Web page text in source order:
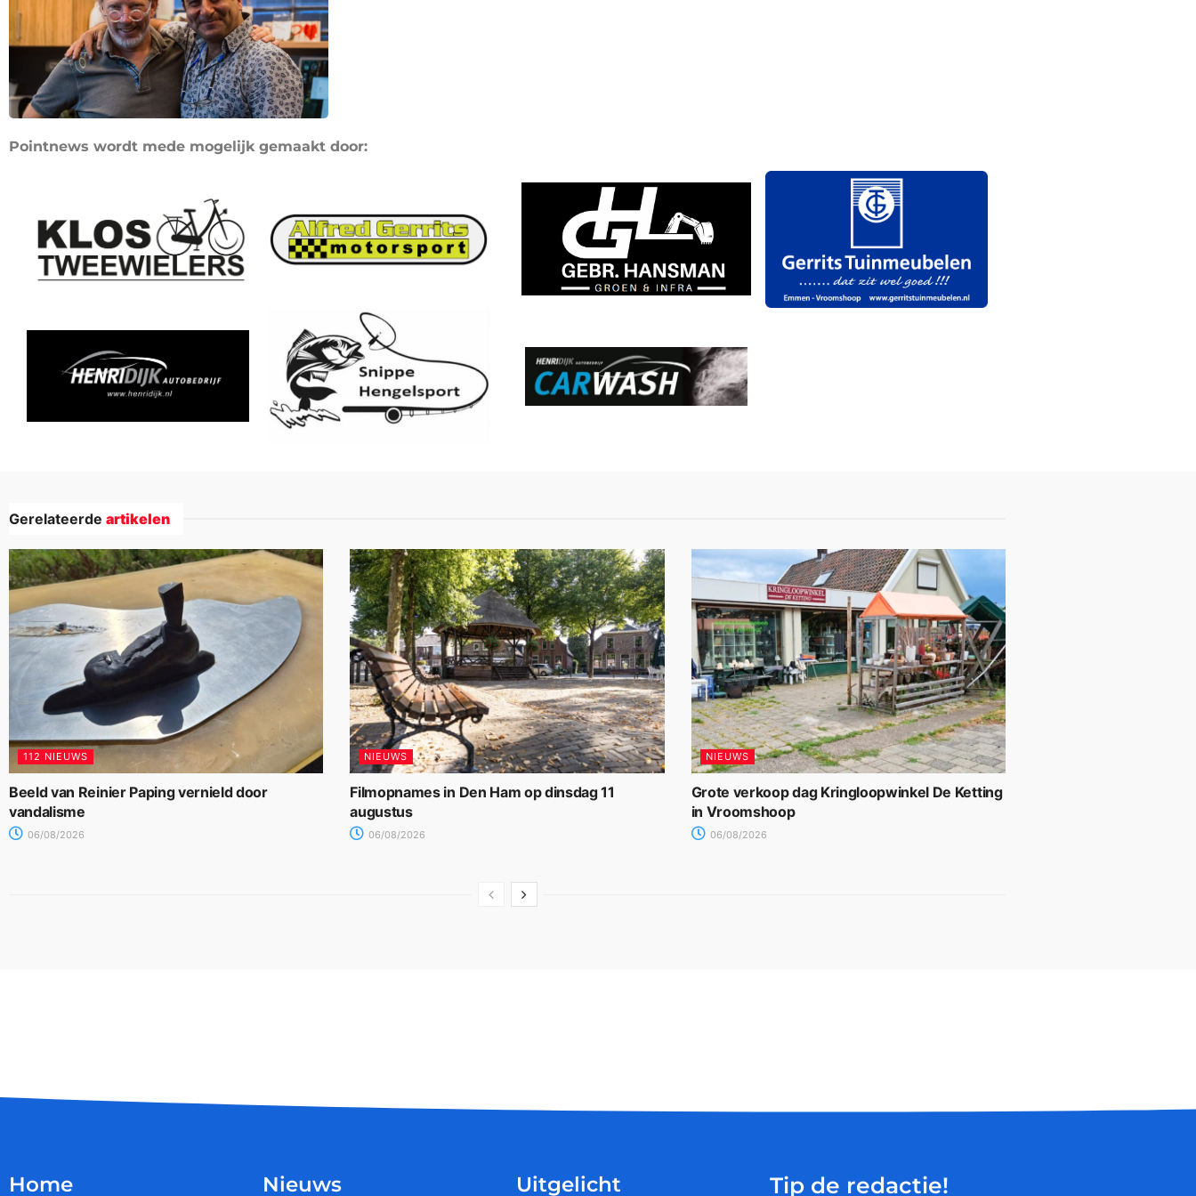
Pointnews wordt mede mogelijk gemaakt door:
Gerelateerde artikelen
112 NIEUWS
Beeld van Reinier Paping vernield door
vandalisme
06/08/2026
NIEUWS
Filmopnames in Den Ham op dinsdag 11
augustus
06/08/2026
NIEUWS
Grote verkoop dag Kringloopwinkel De Ketting
in Vroomshoop
06/08/2026
Home Nieuws Uitgelicht Tip de redactie!